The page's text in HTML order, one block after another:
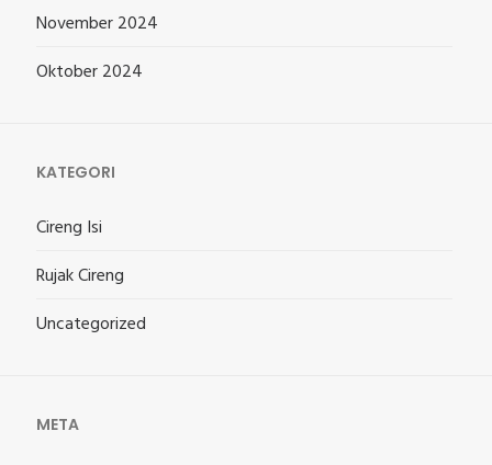
November 2024
Oktober 2024
KATEGORI
Cireng Isi
Rujak Cireng
Uncategorized
META